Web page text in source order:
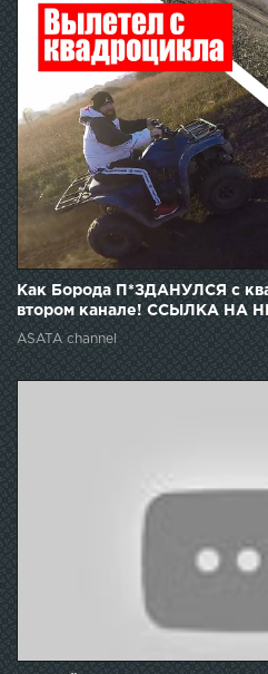
Как Борода П*ЗДАНУЛСЯ с
втором канале! ССЫЛКА НА
ASATA channel